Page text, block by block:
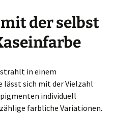
der selbst
in einem
lässt sich mit der Vielzahl
individuell
farbliche Variationen.